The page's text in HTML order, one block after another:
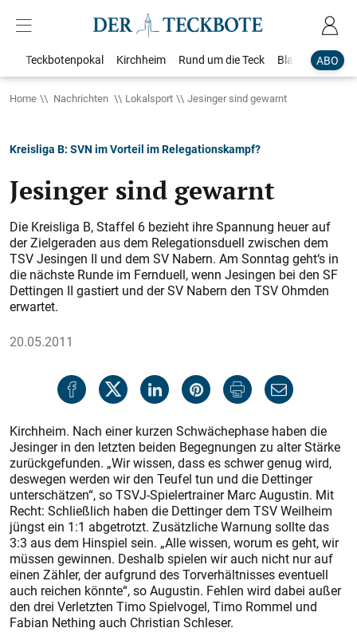
ABO
Teckbotenpokal Kirchheim Rund um die Teck Blaulicht
Home Nachrichten Lokalsport Jesinger sind gewarnt
Kreisliga B: SVN im Vorteil im Relegationskampf?
Jesinger sind gewarnt
Die Kreisliga B, Staffel 6 bezieht ihre Spannung heuer auf
der Zielgeraden aus dem Relegationsduell zwischen dem
TSV Jesingen II und dem SV Nabern. Am Sonntag geht‘s in
die nächs­te Runde im Fernduell, wenn Jesingen bei den SF
Dettingen II gastiert und der SV Nabern den TSV Ohmden
erwartet.
20.05.2011
Kirchheim. Nach einer kurzen Schwächephase haben die
Jesinger in den letzten beiden Begegnungen zu alter Stärke
zurückgefunden. „Wir wissen, dass es schwer genug wird,
deswegen werden wir den Teufel tun und die Dettinger
unterschätzen“, so TSVJ-Spielertrainer Marc Augustin. Mit
Recht: Schließlich haben die Dettinger dem TSV Weilheim
jüngst ein 1:1 abgetrotzt. Zusätzliche Warnung sollte das
3:3 aus dem Hinspiel sein. „Alle wissen, worum es geht, wir
müssen gewinnen. Deshalb spielen wir auch nicht nur auf
einen Zähler, der aufgrund des Torverhältnisses eventuell
auch reichen könnte“, so Augustin. Fehlen wird dabei außer
den drei Verletzten Timo Spielvogel, Timo Rommel und
Fabian Nething auch Chris­tian Schleser.